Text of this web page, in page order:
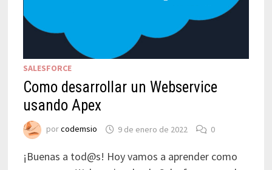
SALESFORCE
Como desarrollar un Webservice
usando Apex
porcodemsio 9 de enero de 2022 0
¡Buenas a tod@s! Hoy vamos a aprender como